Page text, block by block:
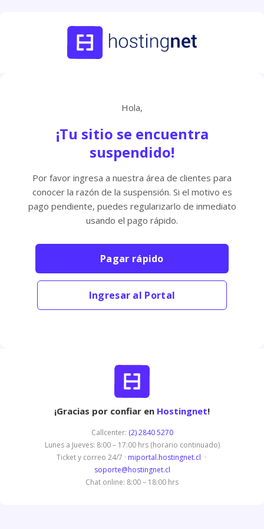
Hola,
¡Tu sitio se encuentra
suspendido!
Por favor ingresa a nuestra área de clientes para
conocer la razón de la suspensión. Si el motivo es
pago pendiente, puedes regularizarlo de inmediato
usando el pago rápido.
Pagar rápido
Ingresar al Portal
¡Gracias por confiar en Hostingnet!
Callcenter: (2) 2840 5270
Lunes a Jueves: 8:00 – 17:00 hrs (horario continuado)
Ticket y correo 24/7 · miportal.hostingnet.cl ·
soporte@hostingnet.cl
Chat online: 8:00 – 18:00 hrs